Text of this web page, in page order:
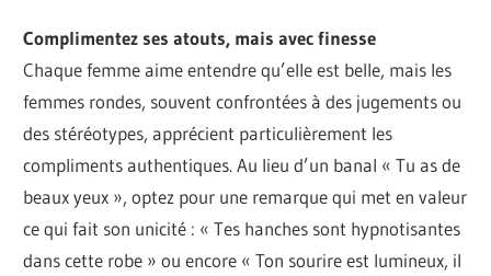
Complimentez ses atouts, mais avec finesse
Chaque femme aime entendre qu’elle est belle, mais les
femmes rondes, souvent confrontées à des jugements ou
des stéréotypes, apprécient particulièrement les
compliments authentiques. Au lieu d’un banal « Tu as de
beaux yeux », optez pour une remarque qui met en valeur
ce qui fait son unicité : « Tes hanches sont hypnotisantes
dans cette robe » ou encore « Ton sourire est lumineux, il